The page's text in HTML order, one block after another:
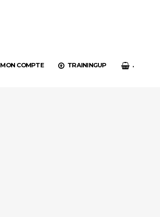
MON COMPTE TRAININGUP .